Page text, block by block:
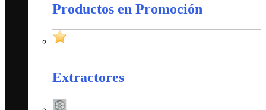
Productos en Promoción
Extractores